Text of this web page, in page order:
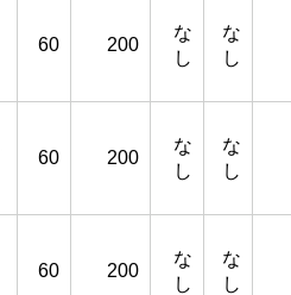
60 200
な
し
な
し
60 200
な
し
な
し
60 200
な
し
な
し